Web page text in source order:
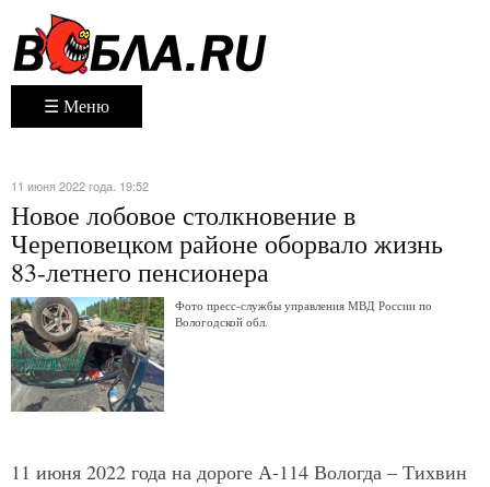
☰ Меню
11 июня 2022 года. 19:52
Новое лобовое столкновение в
Череповецком районе оборвало жизнь
83-летнего пенсионера
Фото пресс-службы управления МВД России по
Вологодской обл.
11 июня 2022 года на дороге А-114 Вологда – Тихвин